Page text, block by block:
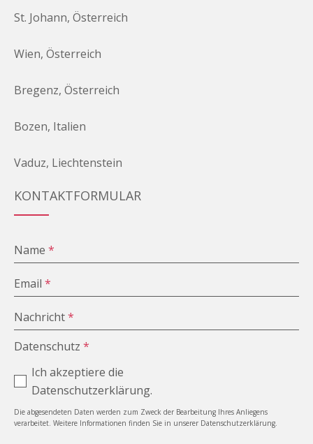
St. Johann, Österreich
Wien, Österreich
Bregenz, Österreich
Bozen, Italien
Vaduz, Liechtenstein
KONTAKTFORMULAR
Name*
Email*
Nachricht*
Datenschutz*
Ich akzeptiere die
Datenschutzerklärung.
Die abgesendeten Daten werden zum Zweck der Bearbeitung Ihres Anliegens
verarbeitet. Weitere Informationen finden Sie in unserer Datenschutzerklärung.